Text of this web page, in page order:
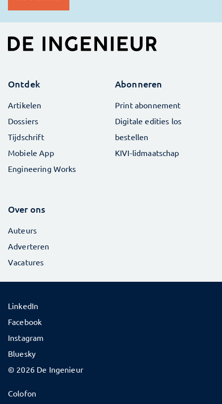
Ontdek
Artikelen
Dossiers
Tijdschrift
Mobiele App
Engineering Works
Abonneren
Print abonnement
Digitale edities los
bestellen
KIVI-lidmaatschap
Over ons
Auteurs
Adverteren
Vacatures
© 2026 De Ingenieur
Colofon
LinkedIn
Facebook
Instagram
Bluesky